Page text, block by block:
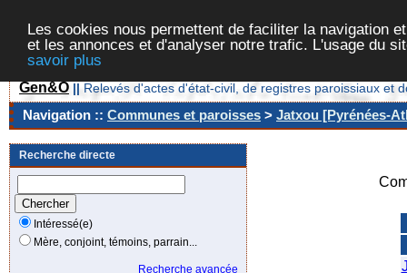
Les cookies nous permettent de faciliter la navigation
et les annonces et d'analyser notre trafic. L'usage du
savoir plus
Gen&O || Relevés d'actes d'état-civil, de registres paroissiaux et
Navigation :: Communes et paroisses > Jatxou [Pyrénées-
Recherche directe
Intéressé(e)
Mère, conjoint, témoins, parrain...
Recherche avancée